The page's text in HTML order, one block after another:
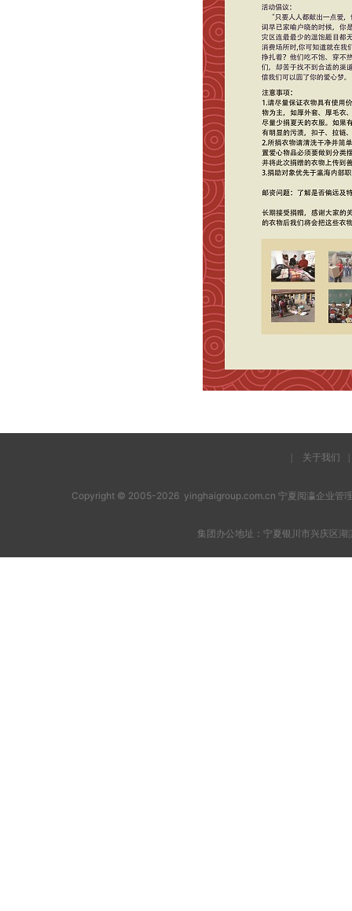
关于我们
Copyright © 2005-2026 yinghaigroup.com.cn 宁夏阅瀛企业管
集团办公地址：宁夏银川市兴庆区